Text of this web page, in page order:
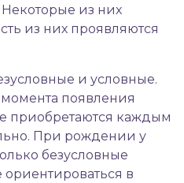
Некоторые из них
из них проявляются
и условные.
появления
приобретаются каждым
При рождении у
безусловные
в